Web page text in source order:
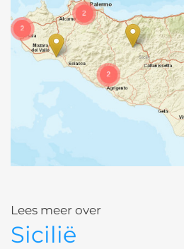
Lees meer over
Sicilië